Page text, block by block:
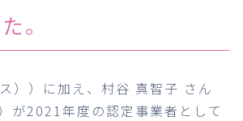
。
））に加え、村谷 真智子 さん
が2021年度の認定事業者として